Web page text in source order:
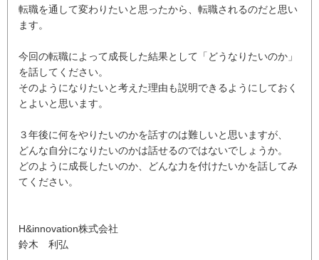
転職を通して変わりたいと思ったから、転職されるのだと思い
ます。
今回の転職によって成長した結果として「どうなりたいのか」
を話してください。
そのようになりたいと考えた理由も説明できるようにしておく
とよいと思います。
３年後に何をやりたいのかを話すのは難しいと思いますが、
どんな自分になりたいのかは話せるのではないでしょうか。
どのように成長したいのか、どんな力を付けたいかを話してみ
てください。
H&innovation株式会社
鈴木 利弘